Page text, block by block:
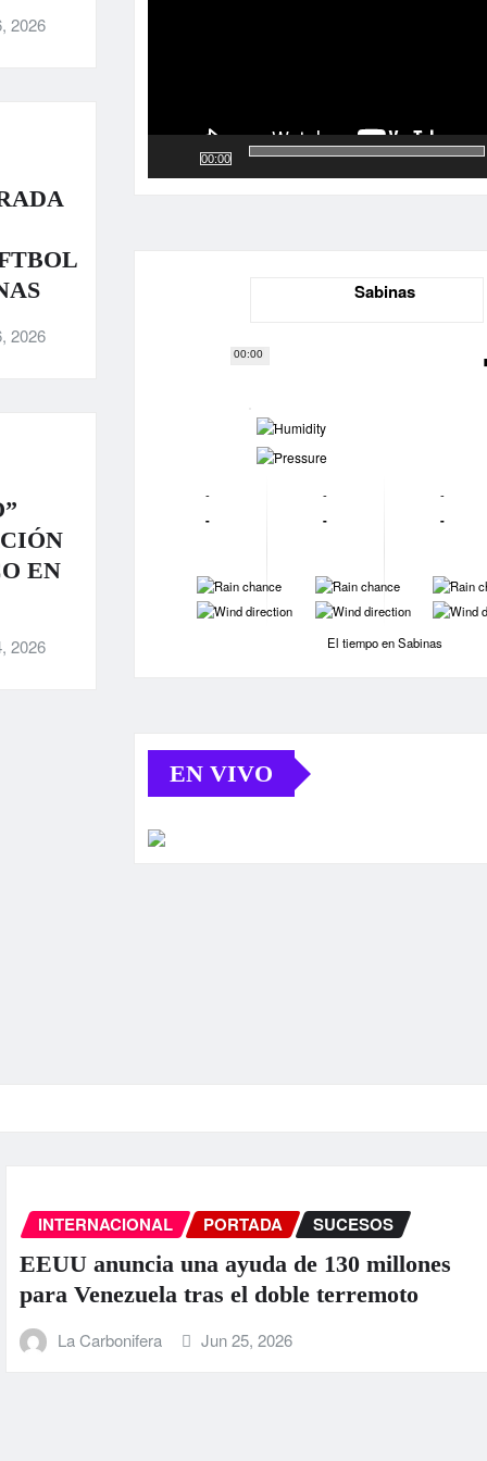
2026
2026
EN
2026
00:00
00:00
Sabinas
-
-
-
-
-
-
-
-
-
-
-
-
-
-
El tiempo en Sabinas
EN VIVO
INTERNACIONAL PORTADA
La ONU llama a la colaboración
ante los “devastadores”